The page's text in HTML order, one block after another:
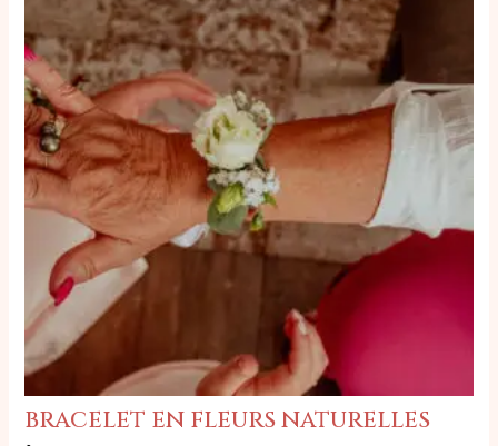
bracelet en fleurs naturelles